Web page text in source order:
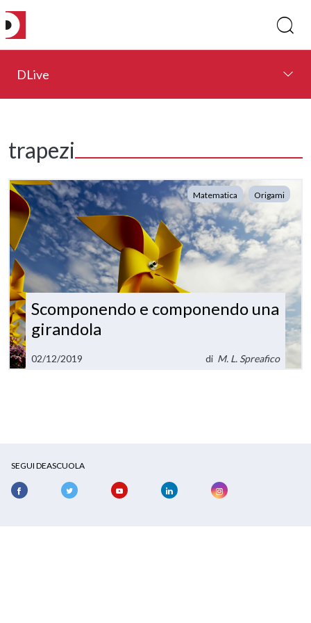
DLive
trapezi
Matematica Origami
Scomponendo e componendo una
girandola
02/12/2019 di M. L. Spreafico
SEGUI DEASCUOLA